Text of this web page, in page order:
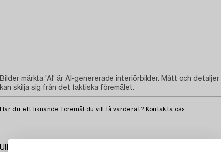
Har du ett liknande föremål du vill få värderat? Kontakta oss
Ull.
Bilder märkta 'AI' är AI-genererade interiörbilder. Mått och detaljer
kan skilja sig från det faktiska föremålet.